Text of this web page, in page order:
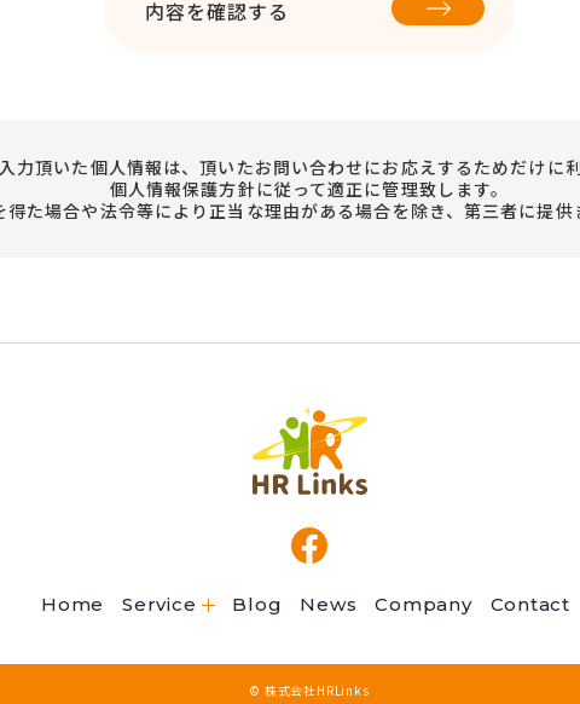
力頂いた個人情報は、頂いたお問い合わせにお応えするためだけに
個人情報保護方針に従って適正に管理致します。
得た場合や法令等により正当な理由がある場合を除き、第三者に提
Home Service Blog News Company Contact
© 株式会社HRLinks